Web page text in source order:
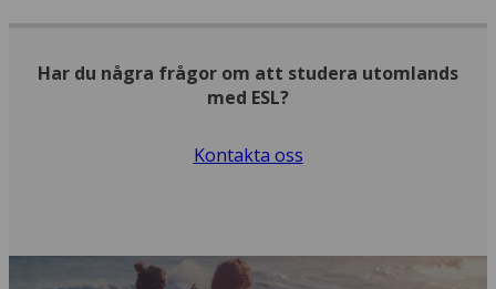
Har du några frågor om att studera utomlands
med ESL?
Kontakta oss